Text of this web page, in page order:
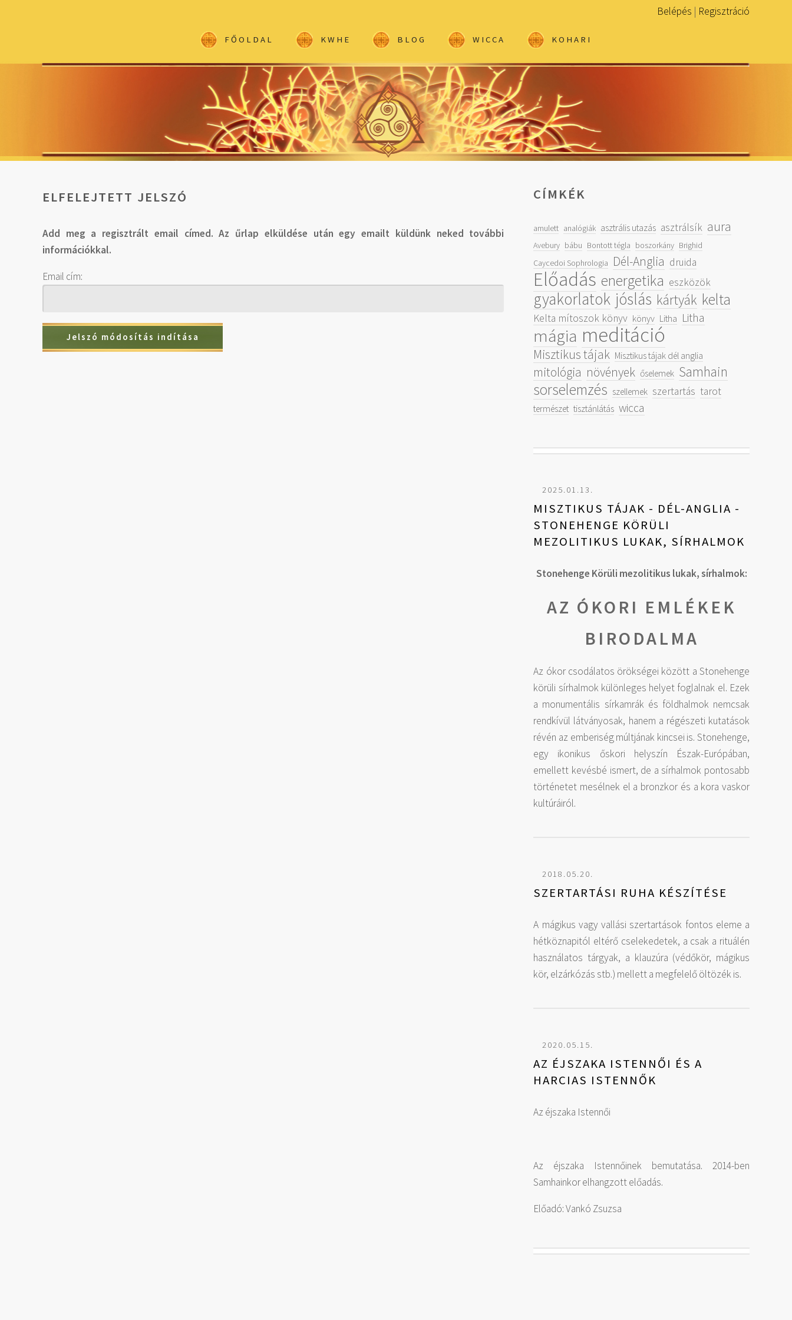
Belépés | Regisztráció
FŐOLDAL KWHE BLOG WICCA KOHARI
ELFELEJTETT JELSZÓ
Add meg a regisztrált email címed. Az űrlap elküldése után egy emailt küldünk neked további
információkkal.
Email cím:
CÍMKÉK
amulett analógiák asztrális utazás asztrálsík aura
Avebury bábu Bontott tégla boszorkány Brighid
Caycedoi Sophrologia
Dél-Anglia druida
Előadás energetika eszközök
gyakorlatok jóslás kártyák kelta
Kelta mítoszok könyv könyv Litha Litha
mágia meditáció
Misztikus tájak Misztikus tájak dél anglia
mitológia növények őselemek Samhain
sorselemzés szellemek szertartás tarot
természet tisztánlátás wicca
2025.01.13.
MISZTIKUS TÁJAK - DÉL-ANGLIA -
STONEHENGE KÖRÜLI
MEZOLITIKUS LUKAK, SÍRHALMOK
Stonehenge Körüli mezolitikus lukak, sírhalmok:
AZ ÓKORI EMLÉKEK
BIRODALMA
Az ókor csodálatos örökségei között a Stonehenge
körüli sírhalmok különleges helyet foglalnak el. Ezek
a monumentális sírkamrák és földhalmok nemcsak
rendkívül látványosak, hanem a régészeti kutatások
révén az emberiség múltjának kincsei is. Stonehenge,
egy ikonikus őskori helyszín Észak-Európában,
emellett kevésbé ismert, de a sírhalmok pontosabb
történetet mesélnek el a bronzkor és a kora vaskor
kultúráiról.
2018.05.20.
SZERTARTÁSI RUHA KÉSZÍTÉSE
A mágikus vagy vallási szertartások fontos eleme a
hétköznapitól eltérő cselekedetek, a csak a rituálén
használatos tárgyak, a klauzúra (védőkör, mágikus
kör, elzárkózás stb.) mellett a megfelelő öltözék is.
2020.05.15.
AZ ÉJSZAKA ISTENNŐI ÉS A
HARCIAS ISTENNŐK
Az éjszaka Istennői
Az éjszaka Istennőinek bemutatása. 2014-ben
Samhainkor elhangzott előadás.
Előadó: Vankó Zsuzsa